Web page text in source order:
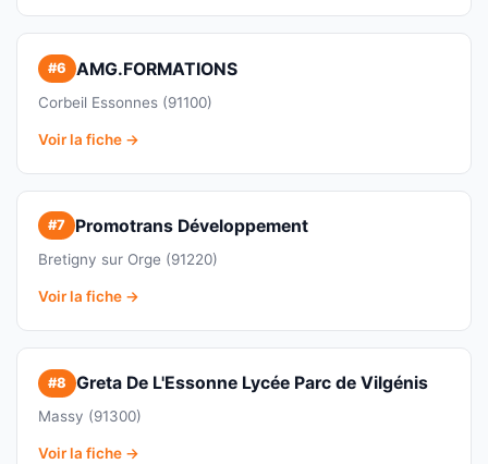
#6 AMG.FORMATIONS
Corbeil Essonnes (91100)
Voir la fiche →
#7 Promotrans Développement
Bretigny sur Orge (91220)
Voir la fiche →
#8 Greta De L'Essonne Lycée Parc de Vilgénis
Massy (91300)
Voir la fiche →